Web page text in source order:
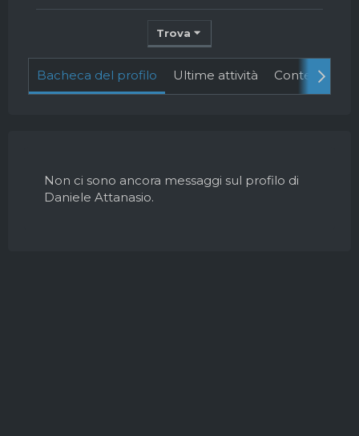
Trova
Bacheca del profilo Ultime attività Contenuto
Non ci sono ancora messaggi sul profilo di
Daniele Attanasio.